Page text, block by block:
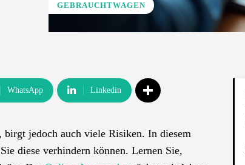
GEBRAUCHTWAGEN
WhatsApp Linkedin
jedoch auch viele Risiken. In diesem
diese verhindern können. Lernen Sie,